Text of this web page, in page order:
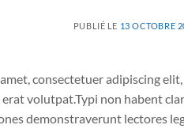
PUBLIÉ LE 13 OCTOBRE
consectetuer adipiscing
volutpat.Typi non habent
demonstraverunt lectores